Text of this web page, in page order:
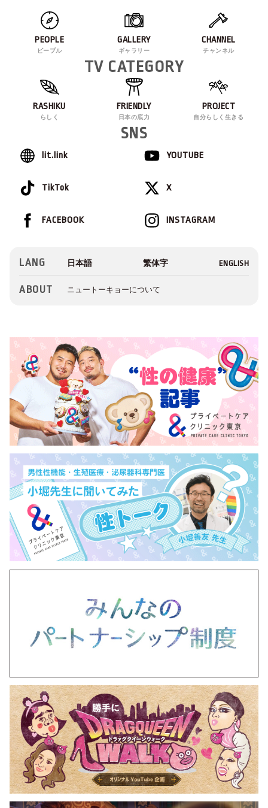
PEOPLE
ピープル
GALLERY
ギャラリー
CHANNEL
チャンネル
TV CATEGORY
RASHIKU
らしく
FRIENDLY
日本の底力
PROJECT
自分らしく生きる
SNS
lit.link YOUTUBE
TikTok X
INSTAGRAM
FACEBOOK
LANG
ABOUT ニュートーキョーについて